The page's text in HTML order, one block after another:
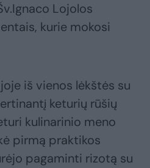
Lojolos
kurie mokosi
iš vienos lėkštės su
keturių rūšių
kulinarinio meno
pirmą praktikos
pagaminti rizotą su